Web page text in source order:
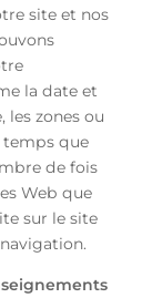
site et nos
la date et
les zones ou
temps que
de fois
Web que
sur le site